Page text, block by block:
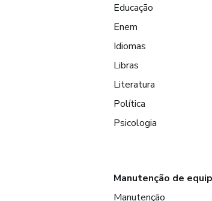
Educação
Enem
Idiomas
Libras
Literatura
Política
Psicologia
Manutenção de
Manutenção